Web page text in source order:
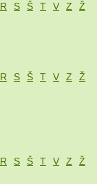
R S Š T V Z
Ž
R S Š T V Z
Ž
R S Š T V Z
Ž